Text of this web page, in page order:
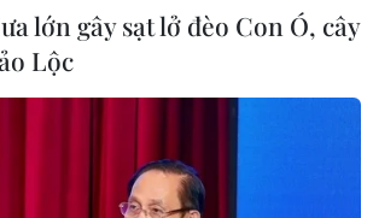
lớn gây sạt lở đèo Con Ó, cây
Lộc